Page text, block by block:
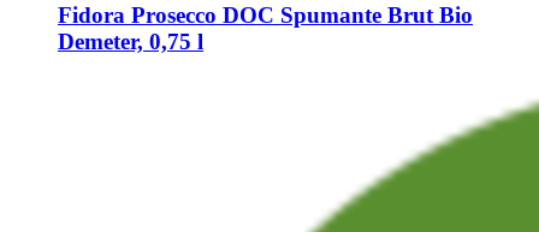
Fidora Prosecco DOC Spumante Brut Bio
Demeter, 0,75 l